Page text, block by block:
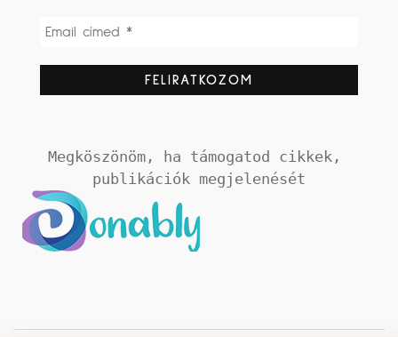
Megköszönöm, ha támogatod cikkek,
publikációk megjelenését